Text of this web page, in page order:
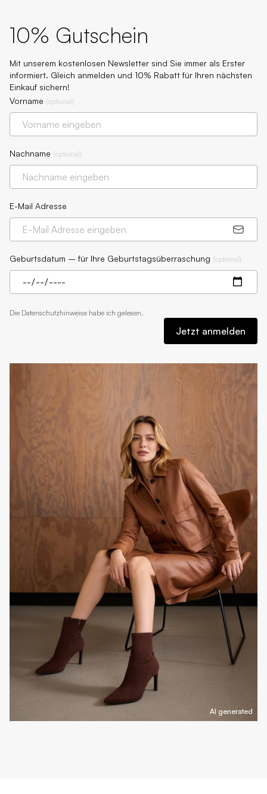
10% Gutschein
Mit unserem kostenlosen Newsletter sind Sie immer als Erster
informiert. Gleich anmelden und 10% Rabatt für Ihren nächsten
Einkauf sichern!
Vorname (optional)
Nachname (optional)
E-Mail Adresse
Geburtsdatum – für Ihre Geburtstagsüberraschung (optional)
Die Datenschutzhinweise habe ich gelesen.
Jetzt anmelden
AI generated